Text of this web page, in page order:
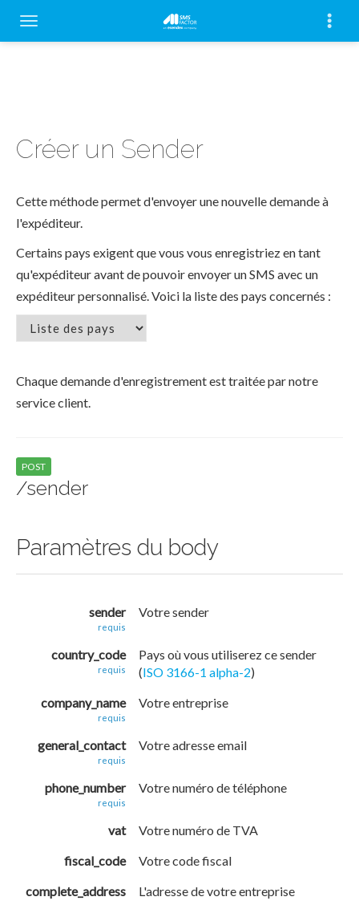
Créer un Sender
Cette méthode permet d'envoyer une nouvelle demande à
l'expéditeur.
Certains pays exigent que vous vous enregistriez en tant
qu'expéditeur avant de pouvoir envoyer un SMS avec un
expéditeur personnalisé. Voici la liste des pays concernés :
Chaque demande d'enregistrement est traitée par notre
service client.
POST
/sender
Paramètres du body
sender
requis
Votre sender
country_code
requis
Pays où vous utiliserez ce sender
(ISO 3166-1 alpha-2)
company_name
requis
Votre entreprise
general_contact
requis
Votre adresse email
phone_number
requis
Votre numéro de téléphone
vat
Votre numéro de TVA
fiscal_code
Votre code fiscal
complete_address
L'adresse de votre entreprise